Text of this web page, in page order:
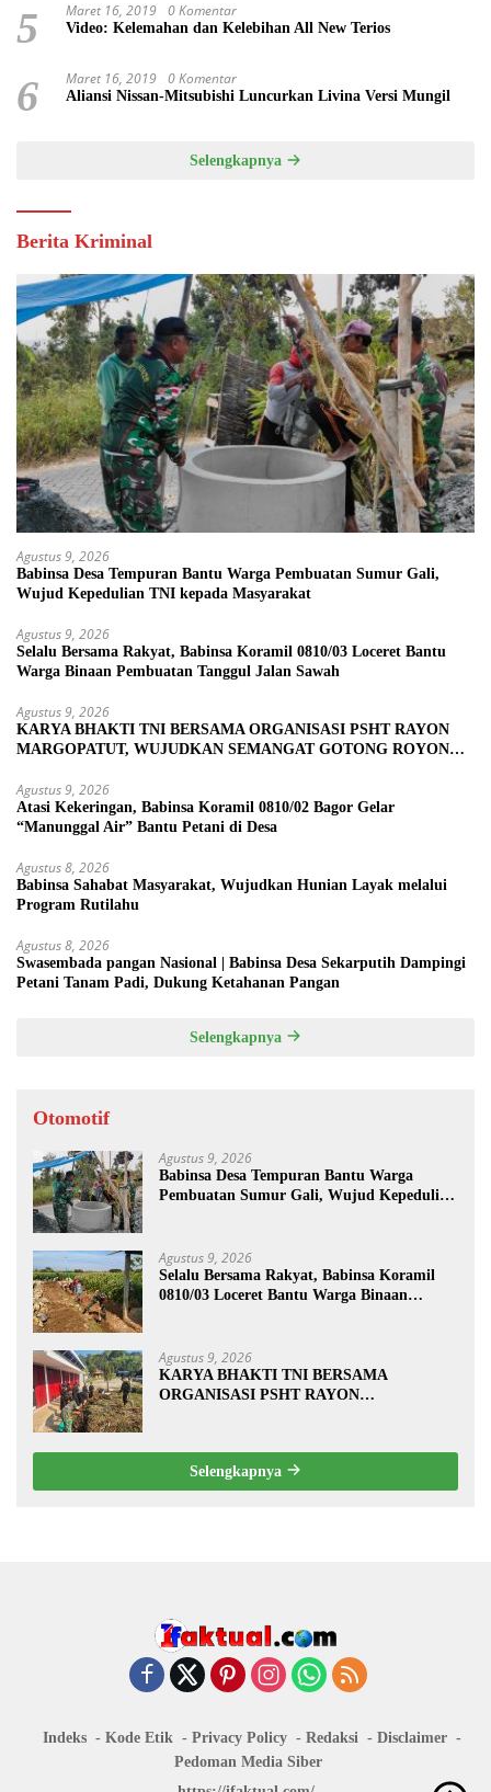
5 Maret 16, 2019 0 Komentar
Video: Kelemahan dan Kelebihan All New Terios
6 Maret 16, 2019 0 Komentar
Aliansi Nissan-Mitsubishi Luncurkan Livina Versi Mungil
Selengkapnya
Berita Kriminal
Agustus 9, 2026
Babinsa Desa Tempuran Bantu Warga Pembuatan Sumur Gali,
Wujud Kepedulian TNI kepada Masyarakat
Agustus 9, 2026
Selalu Bersama Rakyat, Babinsa Koramil 0810/03 Loceret Bantu
Warga Binaan Pembuatan Tanggul Jalan Sawah
Agustus 9, 2026
KARYA BHAKTI TNI BERSAMA ORGANISASI PSHT RAYON
MARGOPATUT, WUJUDKAN SEMANGAT GOTONG ROYONG
Agustus 9, 2026
Atasi Kekeringan, Babinsa Koramil 0810/02 Bagor Gelar
“Manunggal Air” Bantu Petani di Desa
Agustus 8, 2026
Babinsa Sahabat Masyarakat, Wujudkan Hunian Layak melalui
Program Rutilahu
Agustus 8, 2026
Swasembada pangan Nasional | Babinsa Desa Sekarputih Dampingi
Petani Tanam Padi, Dukung Ketahanan Pangan
Selengkapnya
Otomotif
Agustus 9, 2026
Babinsa Desa Tempuran Bantu Warga
Pembuatan Sumur Gali, Wujud Kepedulian
Agustus 9, 2026
Selalu Bersama Rakyat, Babinsa Koramil
0810/03 Loceret Bantu Warga Binaan
Agustus 9, 2026
KARYA BHAKTI TNI BERSAMA
ORGANISASI PSHT RAYON
KEMANUNGGALAN TNI-RAKYAT
Selengkapnya
Indeks Kode Etik Privacy Policy Redaksi
Disclaimer
Pedoman Media Siber